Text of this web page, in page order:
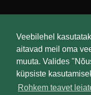
Veebilehel
aitavad meil oma
muuta. Valides
küpsiste
Rohkem teavet